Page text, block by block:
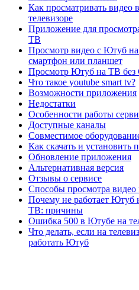
Как просматривать видео
телевизоре
Приложение для
ТВ
Просмотр видео с Ютуб на
смартфон или планшет
Просмотр Ютуб на ТВ без
Что такое youtube smart tv?
Возможности приложения
Недостатки
Особенности работы
Доступные каналы
Совместимое
Как скачать и установить
Обновление приложения
Альтернативная версия
Отзывы о сервисе
Способы просмотра видео
Почему не работает Ютуб
ТВ: причины
Ошибка 500 в Ютубе на
Что делать, если на
работать Ютуб